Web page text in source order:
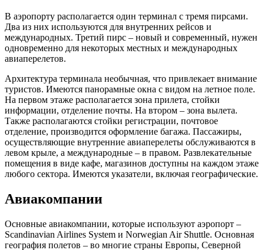
В аэропорту располагается один терминал с тремя пирсами.
Два из них используются для внутренних рейсов и
международных. Третий пирс – новый и современный, нужен
одновременно для некоторых местных и международных
авиаперелетов.
Архитектура терминала необычная, что привлекает внимание
туристов. Имеются панорамные окна с видом на летное поле.
На первом этаже располагается зона прилета, стойки
информации, отделение почты. На втором – зона вылета.
Также располагаются стойки регистрации, почтовое
отделение, производится оформление багажа. Пассажиры,
осуществляющие внутренние авиаперелеты обслуживаются в
левом крыле, а международные – в правом. Развлекательные
помещения в виде кафе, магазинов доступны на каждом этаже
любого сектора. Имеются указатели, включая географические.
Авиакомпании
Основные авиакомпании, которые используют аэропорт –
Scandinavian Airlines System и Norwegian Air Shuttle. Основная
география полетов – во многие страны Европы, Северной